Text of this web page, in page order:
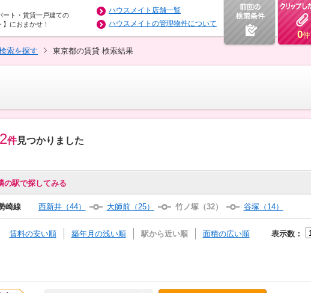
ート・賃貸一戸建ての
におまかせ！
ハウスメイト店舗一覧
ハウスメイトの管理物件について
0件
索を探す 東京都の賃貸 検索結果
件見つかりました
の駅で探してみる
崎線 西新井（44） 大師前（25） 竹ノ塚（32） 谷塚（14）
賃料の安い順 築年月の浅い順 駅から近い順 面積の広い順 表示数：